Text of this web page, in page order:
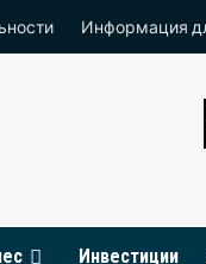
Информация
Инвестиции